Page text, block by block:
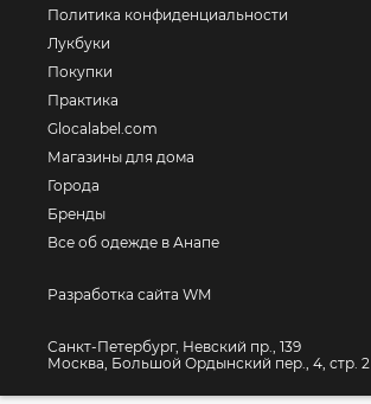
Политика конфиденциальности
Лукбуки
Покупки
Практика
Glocalabel.com
Магазины для дома
Города
Бренды
Все об одежде в Анапе
Разработка сайта WM
Санкт-Петербург, Невский пр., 139
Москва, Большой Ордынский пер., 4, стр. 2